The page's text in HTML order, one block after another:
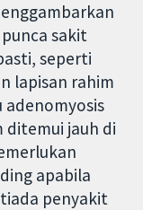
sakit
seperti
lapisan rahim
ditemui jauh di
apabila
penyakit